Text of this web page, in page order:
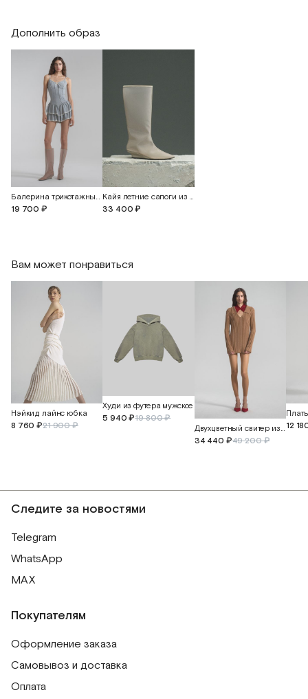
Дополнить образ
Балерина трикотажный комбинезон с кружевом
19 700 ₽
Кайя летние сапоги из прозрачного материала
33 400 ₽
Вам может понравиться
Нэйкид лайнс юбка
8 760 ₽21 900 ₽
Худи из футера мужское
5 940 ₽19 800 ₽
Двухцветный свитер из кашемира и перуанского хлопка
34 440 ₽49 200 ₽
12
Следите за новостями
Telegram
WhatsApp
MAX
Покупателям
Оформление заказа
Самовывоз и доставка
Оплата